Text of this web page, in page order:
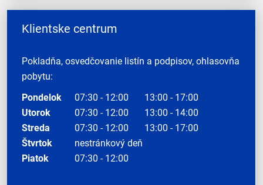
Klientske centrum
Pokladňa, osvedčovanie listín a podpisov, ohlasovňa
pobytu:
Pondelok
07:30 - 12:00
13:00 - 17:00
Utorok
07:30 - 12:00
13:00 - 14:00
Streda
07:30 - 12:00
13:00 - 17:00
Štvrtok
nestránkový deň
Piatok
07:30 - 12:00